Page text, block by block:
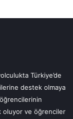
Türkiye’de
destek olmaya
oluyor ve öğrenciler